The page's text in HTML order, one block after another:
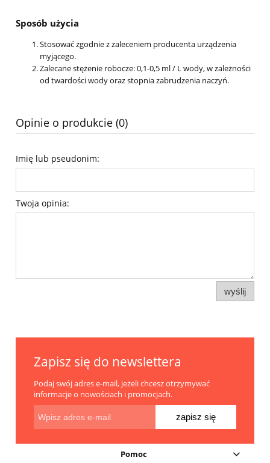
Sposób użycia
Stosować zgodnie z zaleceniem producenta urządzenia
myjącego.
Zalecane stężenie robocze: 0,1-0,5 ml / L wody, w zależności
od twardości wody oraz stopnia zabrudzenia naczyń.
Opinie o produkcie (0)
Imię lub pseudonim:
Twoja opinia:
wyślij
Zapisz się do newslettera
Podaj swój adres e-mail, jeżeli chcesz otrzymywać
informacje o nowościach i promocjach.
zapisz się
Pomoc